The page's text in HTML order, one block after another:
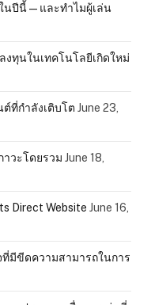
นปีนี้ — และทำไมผู้เล่น
งทุนในเทคโนโลยีเกิดใหม่
ที่กำลังเติบโต June 23,
วะโดยรวม June 18,
Direct Website June 16,
มีขีดความสามารถในการ